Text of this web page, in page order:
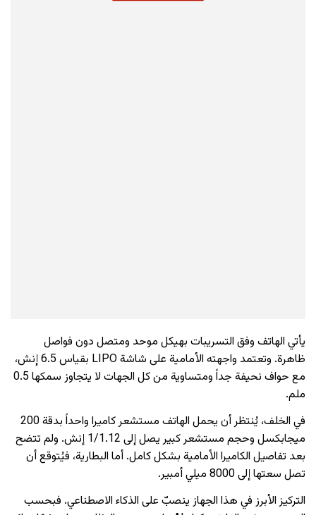
يأتي الهاتف وفق التسريبات بهيكل موحد ومتصل دون فواصل
ظاهرة. وتعتمد واجهته الأمامية على شاشة LIPO بقياس 6.5 إنش،
مع حواف نحيفة جداً ومتساوية من كل الجهات لا يتجاوز سمكها 0.5
ملم.
في الخلف، يُنتظر أن يحمل الهاتف مستشعر كاميرا واحداً بدقة 200
ميجابكسل وحجم مستشعر كبير يصل إلى 1/1.12 إنش. ولم تتضح
بعد تفاصيل الكاميرا الأمامية بشكل كامل. أما البطارية، فيُتوقع أن
تصل سعتها إلى 8000 ميلي أمبير.
التركيز الأبرز في هذا الجهاز ينصبّ على الذكاء الاصطناعي. فبحسب